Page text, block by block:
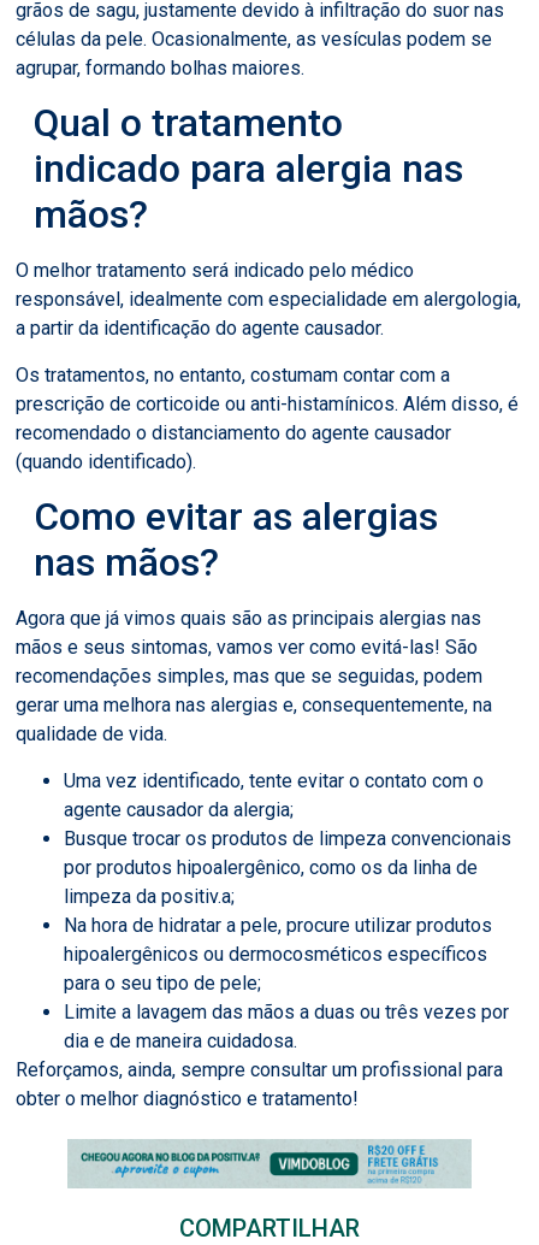
grãos de sagu, justamente devido à infiltração do suor nas
células da pele. Ocasionalmente, as vesículas podem se
agrupar, formando bolhas maiores.
Qual o tratamento
indicado para alergia nas
mãos?
O melhor tratamento será indicado pelo médico
responsável, idealmente com especialidade em alergologia,
a partir da identificação do agente causador.
Os tratamentos, no entanto, costumam contar com a
prescrição de corticoide ou anti-histamínicos. Além disso, é
recomendado o distanciamento do agente causador
(quando identificado).
Como evitar as alergias
nas mãos?
Agora que já vimos quais são as principais alergias nas
mãos e seus sintomas, vamos ver como evitá-las! São
recomendações simples, mas que se seguidas, podem
gerar uma melhora nas alergias e, consequentemente, na
qualidade de vida.
Uma vez identificado, tente evitar o contato com o
agente causador da alergia;
Busque trocar os produtos de limpeza convencionais
por produtos hipoalergênico, como os da linha de
limpeza da positiv.a;
Na hora de hidratar a pele, procure utilizar produtos
hipoalergênicos ou dermocosméticos específicos
para o seu tipo de pele;
Limite a lavagem das mãos a duas ou três vezes por
dia e de maneira cuidadosa.
Reforçamos, ainda, sempre consultar um profissional para
obter o melhor diagnóstico e tratamento!
COMPARTILHAR